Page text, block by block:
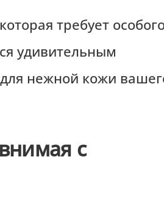
требует
удивительным
нежной кожи
с